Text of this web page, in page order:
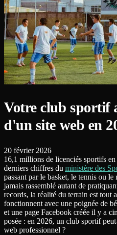
Votre club sportif
d'un site web en
20 février 2026
16,1 millions de licenciés sportifs
derniers chiffres du ministère des
passant par le basket, le tennis ou
jamais rassemblé autant de
records, la réalité du terrain est tout
fonctionnent avec une poignée de
et une page Facebook créée il y a
posée : en 2026, un club sportif
web professionnel ?